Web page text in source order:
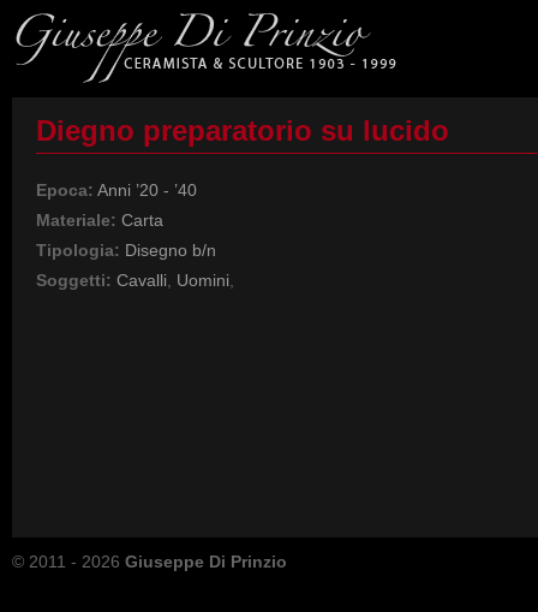
Diegno preparatorio su lucido
Epoca: Anni ’20 - ’40
Materiale: Carta
Tipologia: Disegno b/n
Soggetti: Cavalli Uomini
© 2011 - 2026 Giuseppe Di Prinzio